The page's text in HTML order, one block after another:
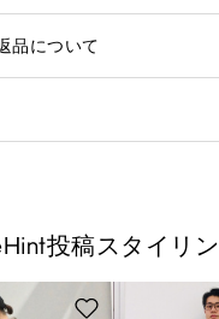
品について
投稿スタイリ